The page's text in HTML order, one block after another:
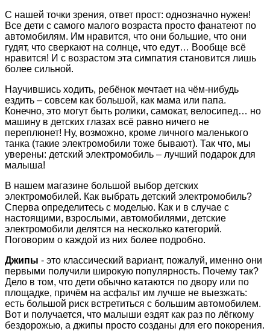
С нашей точки зрения, ответ прост: однозначно нужен!
Все дети с самого малого возраста просто фанатеют по
автомобилям. Им нравится, что они большие, что они
гудят, что сверкают на солнце, что едут… Вообще всё
нравится! И с возрастом эта симпатия становится лишь
более сильной.
Научившись ходить, ребёнок мечтает на чём-нибудь
ездить – совсем как большой, как мама или папа.
Конечно, это могут быть ролики, самокат, велосипед… но
машину в детских глазах всё равно ничего не
переплюнет! Ну, возможно, кроме личного маленького
танка (такие электромобили тоже бывают). Так что, мы
уверены: детский электромобиль – лучший подарок для
малыша!
В нашем магазине большой выбор детских
электромобилей. Как выбрать детский электромобиль?
Сперва определитесь с моделью. Как и в случае с
настоящими, взрослыми, автомобилями, детские
электромобили делятся на несколько категорий.
Поговорим о каждой из них более подробно.
Джипы - это классический вариант, пожалуй, именно они
первыми получили широкую популярность. Почему так?
Дело в том, что дети обычно катаются по двору или по
площадке, причём на асфальт им лучше не выезжать:
есть большой риск встретиться с большим автомобилем.
Вот и получается, что малыши ездят как раз по лёгкому
бездорожью, а джипы просто созданы для его покорения.